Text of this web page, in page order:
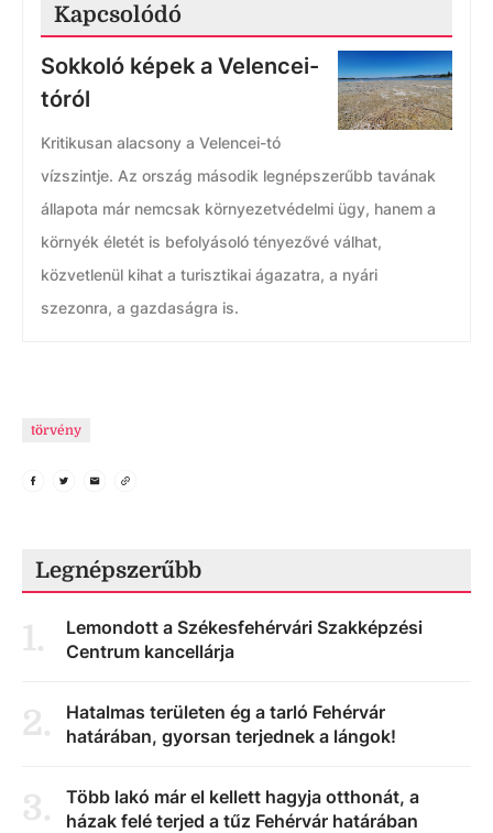
Kapcsolódó
Sokkoló képek a Velencei-
tóról
Kritikusan alacsony a Velencei-tó
vízszintje. Az ország második legnépszerűbb tavának
állapota már nemcsak környezetvédelmi ügy, hanem a
környék életét is befolyásoló tényezővé válhat,
közvetlenül kihat a turisztikai ágazatra, a nyári
szezonra, a gazdaságra is.
törvény
Legnépszerűbb
1.
Lemondott a Székesfehérvári Szakképzési
Centrum kancellárja
2.
Hatalmas területen ég a tarló Fehérvár
határában, gyorsan terjednek a lángok!
3.
Több lakó már el kellett hagyja otthonát, a
házak felé terjed a tűz Fehérvár határában